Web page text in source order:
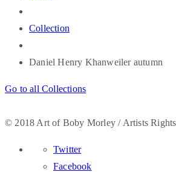
Collection
Daniel Henry Khanweiler autumn
Go to all Collections
© 2018 Art of Boby Morley / Artists
Twitter
Facebook